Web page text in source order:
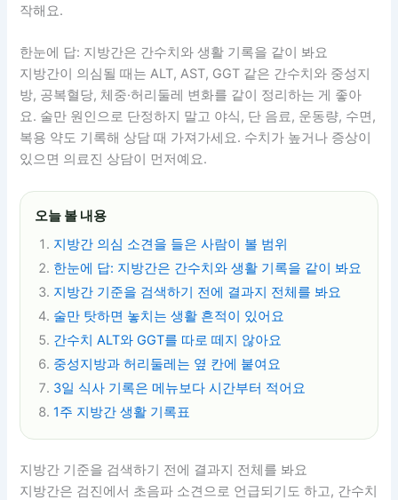
작해요.
한눈에 답: 지방간은 간수치와 생활 기록을 같이 봐요
지방간이 의심될 때는 ALT, AST, GGT 같은 간수치와 중성지
방, 공복혈당, 체중·허리둘레 변화를 같이 정리하는 게 좋아
요. 술만 원인으로 단정하지 말고 야식, 단 음료, 운동량, 수면,
복용 약도 기록해 상담 때 가져가세요. 수치가 높거나 증상이
있으면 의료진 상담이 먼저예요.
오늘 볼 내용
지방간 의심 소견을 들은 사람이 볼 범위
한눈에 답: 지방간은 간수치와 생활 기록을 같이 봐요
지방간 기준을 검색하기 전에 결과지 전체를 봐요
술만 탓하면 놓치는 생활 흔적이 있어요
간수치 ALT와 GGT를 따로 떼지 않아요
중성지방과 허리둘레는 옆 칸에 붙여요
3일 식사 기록은 메뉴보다 시간부터 적어요
1주 지방간 생활 기록표
지방간 기준을 검색하기 전에 결과지 전체를 봐요
지방간은 검진에서 초음파 소견으로 언급되기도 하고, 간수치